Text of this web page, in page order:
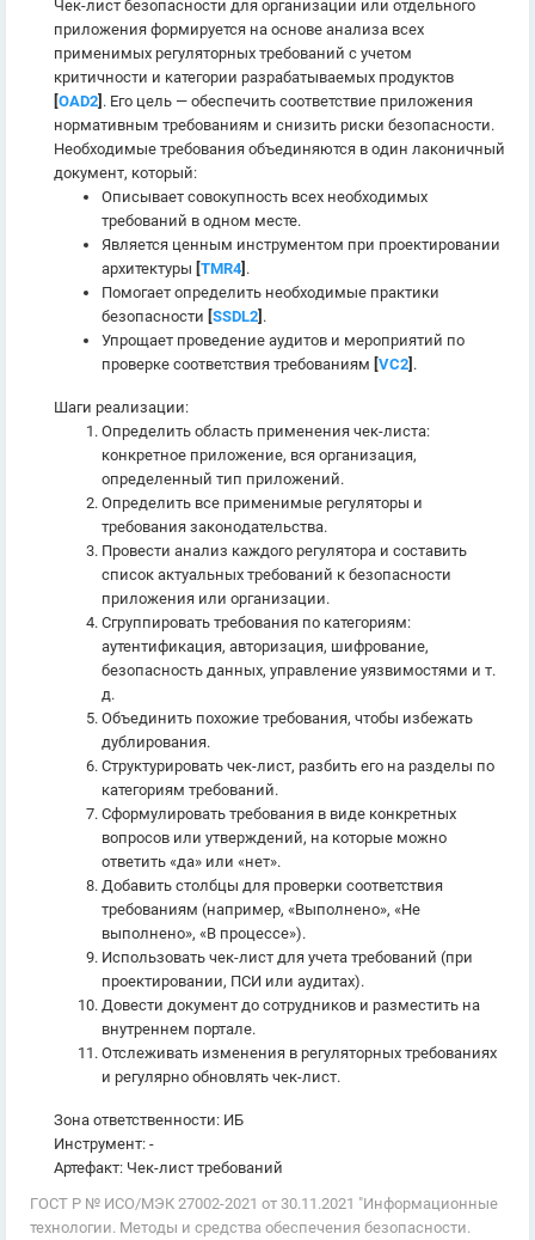
Чек-лист безопасности для организации или отдельного
приложения формируется на основе анализа всех
применимых регуляторных требований с учетом
критичности и категории разрабатываемых продуктов
[OAD2] . Его цель — обеспечить соответствие приложения
нормативным требованиям и снизить риски безопасности.
Необходимые требования объединяются в один лаконичный
документ, который:
Описывает совокупность всех необходимых
требований в одном месте.
Является ценным инструментом при проектировании
архитектуры [TMR4] .
Помогает определить необходимые практики
безопасности [SSDL2] .
Упрощает проведение аудитов и мероприятий по
проверке соответствия требованиям [VC2] .
Шаги реализации:
Определить область применения чек-листа:
конкретное приложение, вся организация,
определенный тип приложений.
Определить все применимые регуляторы и
требования законодательства.
Провести анализ каждого регулятора и составить
список актуальных требований к безопасности
приложения или организации.
Сгруппировать требования по категориям:
аутентификация, авторизация, шифрование,
безопасность данных, управление уязвимостями и т.
д.
Объединить похожие требования, чтобы избежать
дублирования.
Структурировать чек-лист, разбить его на разделы по
категориям требований.
Сформулировать требования в виде конкретных
вопросов или утверждений, на которые можно
ответить «да» или «нет».
Добавить столбцы для проверки соответствия
требованиям (например, «Выполнено», «Не
выполнено», «В процессе»).
Использовать чек-лист для учета требований (при
проектировании, ПСИ или аудитах).
Довести документ до сотрудников и разместить на
внутреннем портале.
Отслеживать изменения в регуляторных требованиях
и регулярно обновлять чек-лист.
Зона ответственности: ИБ
Инструмент: -
Артефакт: Чек-лист требований
ГОСТ Р № ИСО/МЭК 27002-2021 от 30.11.2021 "Информационные
технологии. Методы и средства обеспечения безопасности.